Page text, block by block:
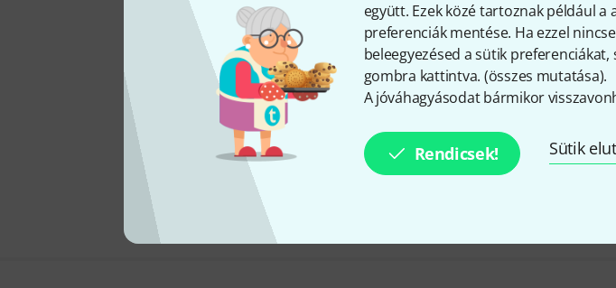
együtt. Ezek közé tartoznak például
preferenciák mentése. Ha ezzel
beleegyezésed a sütik
gombra kattintva. (összes mutatása).
A jóváhagyásodat bármikor
Rendicsek! Sütik